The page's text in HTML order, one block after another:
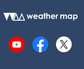
YouTubeFacebook
X